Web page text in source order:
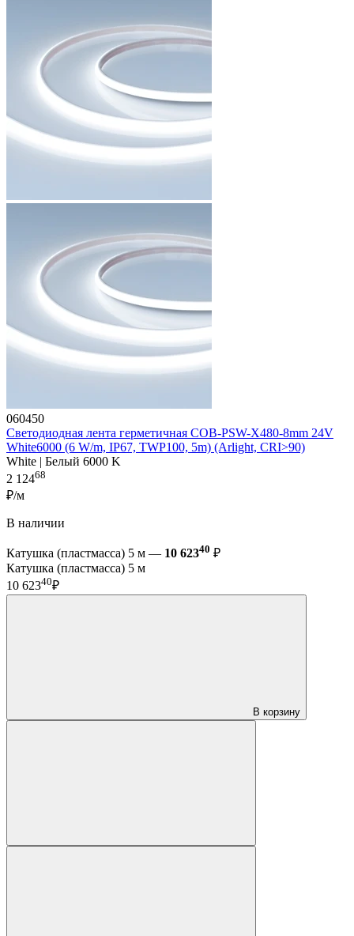
060450
Светодиодная лента герметичная COB-PSW-X480-8mm 24V
White6000 (6 W/m, IP67, TWP100, 5m) (Arlight, CRI>90)
White | Белый 6000 K
2 12468
₽/м
В наличии
Катушка (пластмасса) 5 м — 10 62340 ₽
Катушка (пластмасса) 5 м
10 62340₽
В корзину